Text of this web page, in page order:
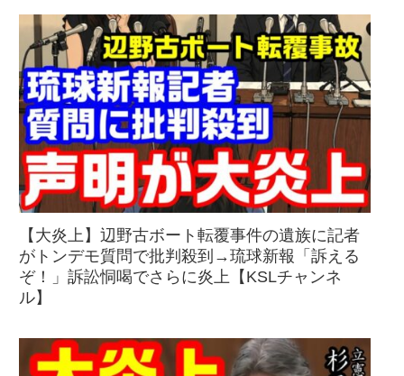
【大炎上】辺野古ボート転覆事件の遺族に記者
がトンデモ質問で批判殺到→琉球新報「訴える
ぞ！」訴訟恫喝でさらに炎上【KSLチャンネ
ル】